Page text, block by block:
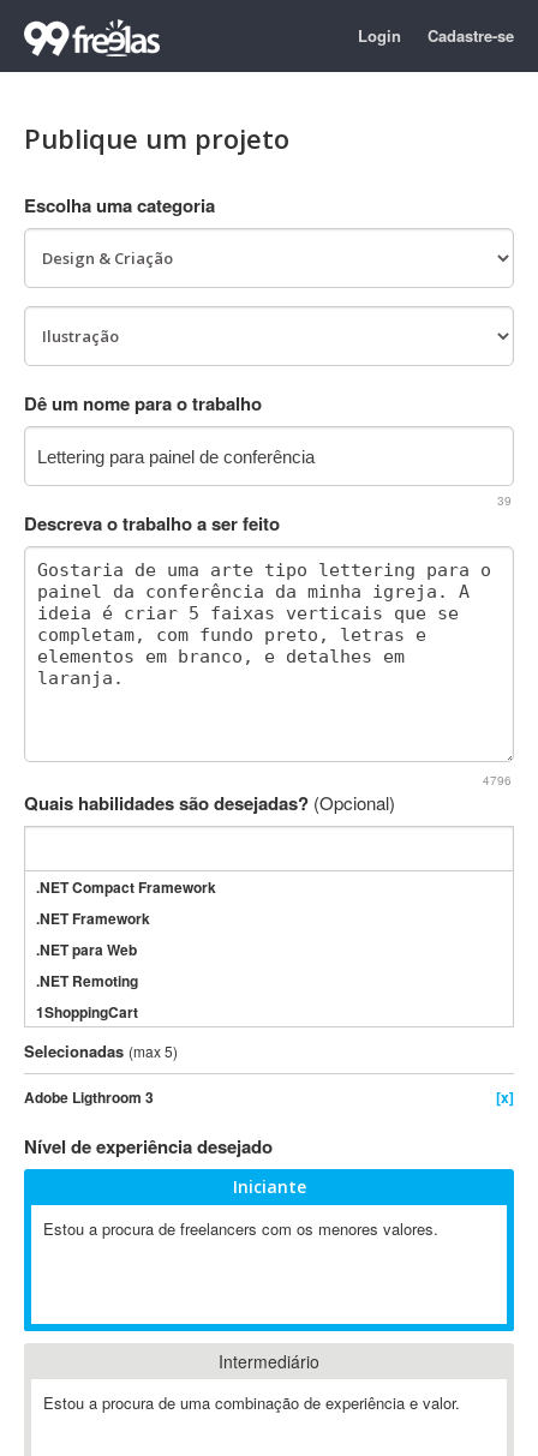
Login Cadastre-se
Publique um projeto
Escolha uma categoria
Dê um nome para o trabalho
39
Descreva o trabalho a ser feito
4796
Quais habilidades são desejadas? (Opcional)
.NET Compact Framework
.NET Framework
.NET para Web
.NET Remoting
1ShoppingCart
3DS Max
3GSM
4D Dimension
802.11
A&P
A2Billing
ABAP
ABBYY FineReader
Selecionadas (max 5)
Adobe Ligthroom 3 [x]
Nível de experiência desejado
Iniciante
Estou a procura de freelancers com os menores valores.
Intermediário
Estou a procura de uma combinação de experiência e valor.